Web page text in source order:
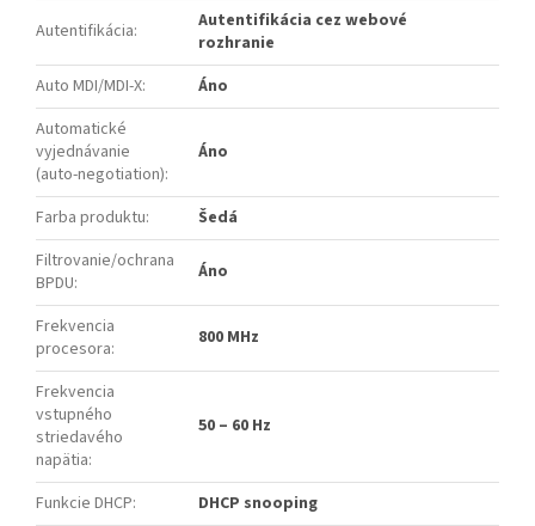
Autentifikácia:
Autentifikácia cez webové
rozhranie
Auto MDI/MDI-X:
Áno
Automatické
vyjednávanie
(auto-negotiation):
Áno
Farba produktu:
Šedá
Filtrovanie/ochrana
BPDU: Áno
Frekvencia
procesora: 800 MHz
Frekvencia
vstupného
striedavého
napätia:
50 – 60 Hz
Funkcie DHCP:
DHCP snooping